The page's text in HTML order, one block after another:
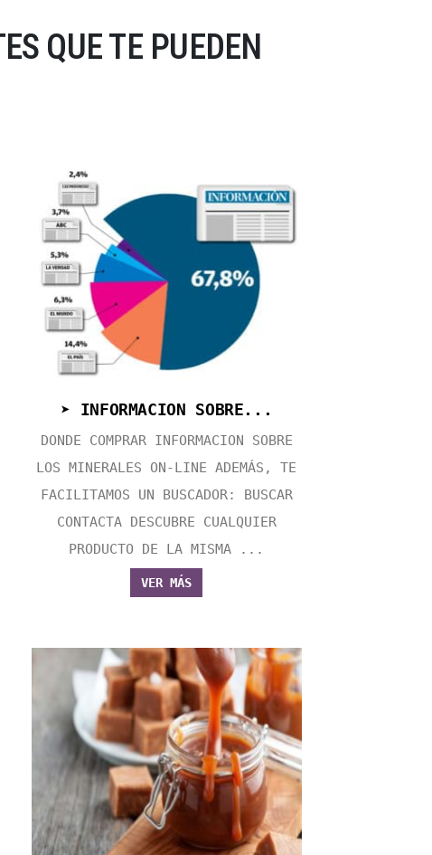
QUE TE PUEDEN
➤ INFORMACION SOBRE...
DONDE COMPRAR INFORMACION SOBRE
LOS MINERALES ON-LINE ADEMÁS, TE
FACILITAMOS UN BUSCADOR: BUSCAR
CONTACTA DESCUBRE CUALQUIER
PRODUCTO DE LA MISMA ...
VER MÁS